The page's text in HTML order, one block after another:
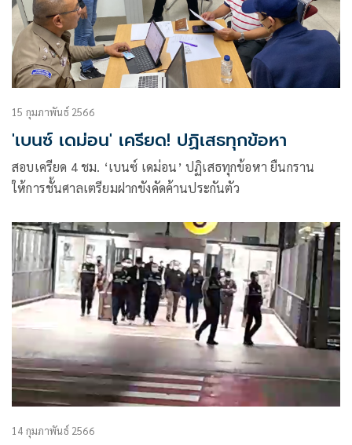
15 กุมภาพันธ์ 2566
'เบนซ์ เดม่อน' เครียด! ปฏิเสธทุกข้อหา
สอบเครียด 4 ชม. ‘เบนซ์ เดม่อน’ ปฏิเสธทุกข้อหา ยืนกราน
ให้การชั้นศาลเตรียมฝากขังคัดค้านประกันตัว
14 กุมภาพันธ์ 2566